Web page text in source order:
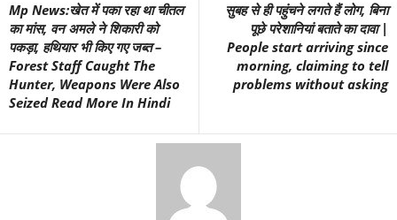
Mp News:खेत में पका रहा था चीतल
का मांस, वन अमले ने शिकारी को
पकड़ा, हथियार भी किए गए जब्त –
Forest Staff Caught The
Hunter, Weapons Were Also
Seized Read More In Hindi
सुबह से ही पहुंचने लगते हैं लाेग, बिना
पूछे परेशानियां बताते का दावा |
People start arriving since
morning, claiming to tell
problems without asking